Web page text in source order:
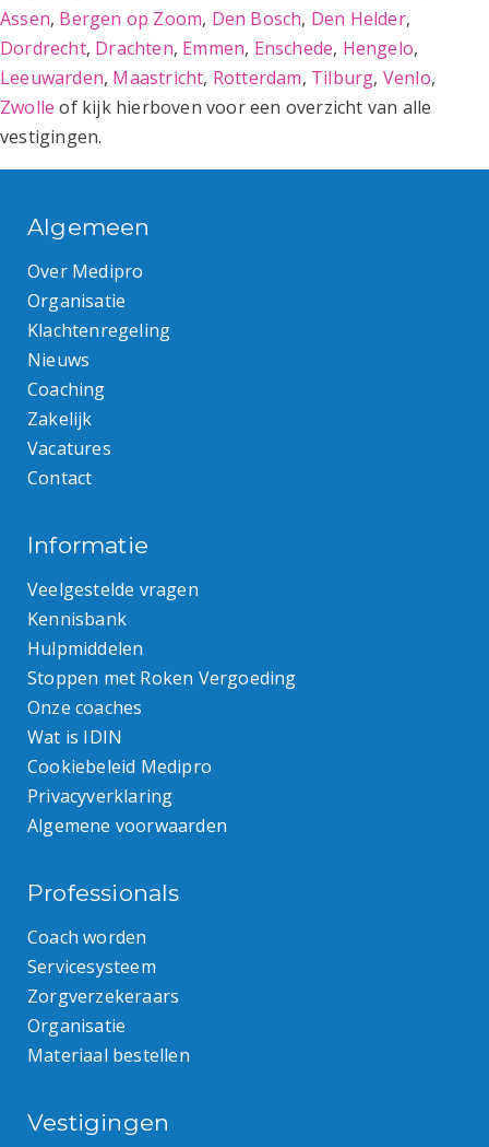
Assen, Bergen op Zoom, Den Bosch, Den Helder,
Dordrecht, Drachten, Emmen, Enschede, Hengelo,
Leeuwarden, Maastricht, Rotterdam, Tilburg, Venlo,
Zwolle of kijk hierboven voor een overzicht van alle
vestigingen.
Algemeen
Over Medipro
Organisatie
Klachtenregeling
Nieuws
Coaching
Zakelijk
Vacatures
Contact
Informatie
Veelgestelde vragen
Kennisbank
Hulpmiddelen
Stoppen met Roken Vergoeding
Onze coaches
Wat is IDIN
Cookiebeleid Medipro
Privacyverklaring
Algemene voorwaarden
Professionals
Coach worden
Servicesysteem
Zorgverzekeraars
Organisatie
Materiaal bestellen
Vestigingen